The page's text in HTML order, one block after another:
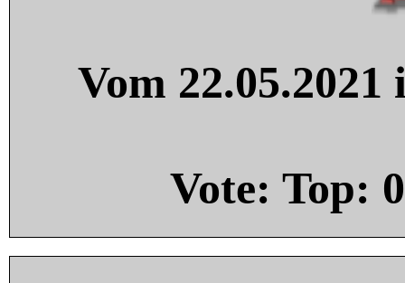
Vom
Vote: Top: 0